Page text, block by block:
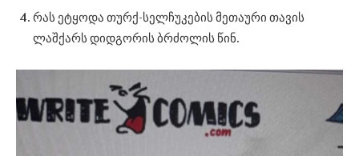
რას ეტყოდა თურქ-სელჩუკების მეთაური თავის
ლაშქარს დიდგორის ბრძოლის წინ.